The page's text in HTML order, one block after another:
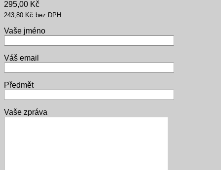
295,00 Kč
243,80 Kč bez DPH
Vaše jméno
Váš email
Předmět
Vaše zpráva